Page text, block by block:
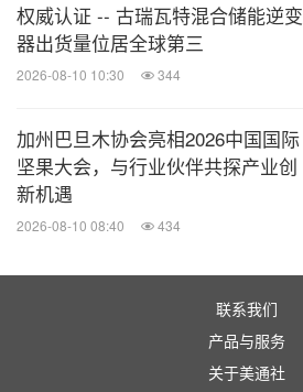
权威认证 -- 古瑞瓦特混合储能逆变
器出货量位居全球第三
2026-08-10 10:30 344
加州巴旦木协会亮相2026中国国际
坚果大会，与行业伙伴共探产业创
新机遇
2026-08-10 08:40 434
联系我们
产品与服务
关于美通社